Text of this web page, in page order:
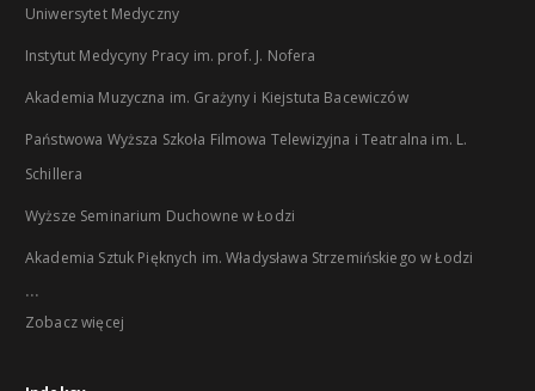
Uniwersytet Medyczny
Instytut Medycyny Pracy im. prof. J. Nofera
Akademia Muzyczna im. Grażyny i Kiejstuta Bacewiczów
Państwowa Wyższa Szkoła Filmowa Telewizyjna i Teatralna im. L.
Schillera
Wyższe Seminarium Duchowne w Łodzi
Akademia Sztuk Pięknych im. Władysława Strzemińskiego w Łodzi
...
Zobacz więcej